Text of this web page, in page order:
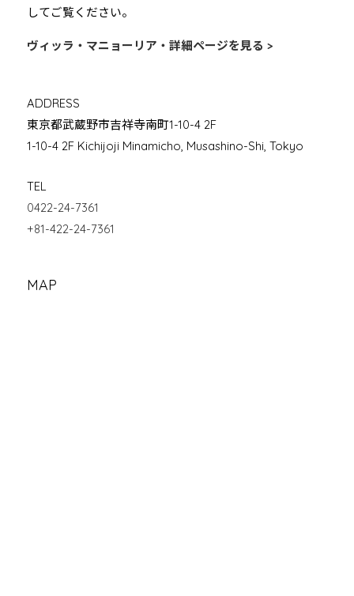
してご覧ください。
ヴィッラ・マニョーリア・詳細ページを見る >
ADDRESS
東京都武蔵野市吉祥寺南町1-10-4 2F
1-10-4 2F Kichijoji Minamicho, Musashino-Shi, Tokyo
TEL
0422-24-7361
+81-422-24-7361
MAP